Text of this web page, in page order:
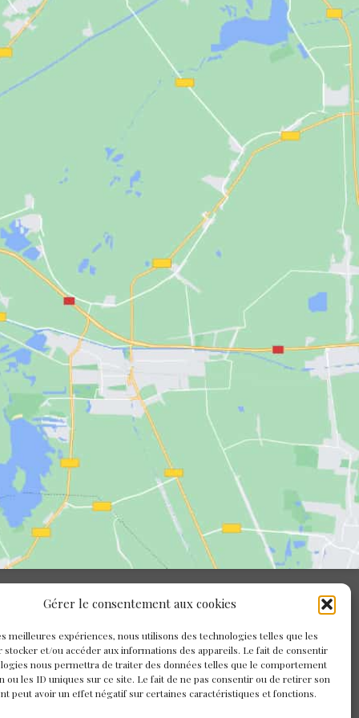
Gérer le consentement aux cookies
meilleures expériences, nous utilisons des technologies telles que les
stocker et/ou accéder aux informations des appareils. Le fait de consentir
nous permettra de traiter des données telles que le comportement
ou les ID uniques sur ce site. Le fait de ne pas consentir ou de retirer son
peut avoir un effet négatif sur certaines caractéristiques et fonctions.